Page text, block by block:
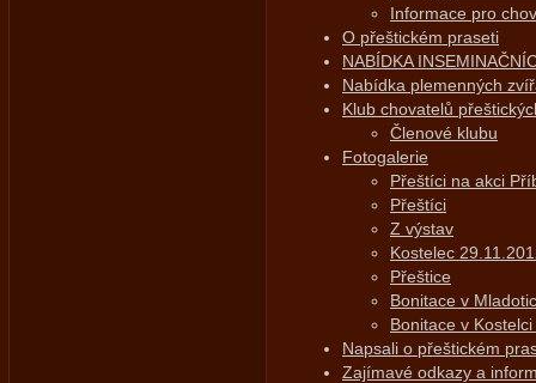
Informace pro
O přeštickém praseti
NABÍDKA
Nabídka plemenných
Klub chovatelů
Členové klubu
Fotogalerie
Přeštíci na akci
Přeštíci
Z výstav
Kostelec
Přeštice
Bonitace v
Bonitace v
Napsali o přeštickém
Zajímavé odkazy a